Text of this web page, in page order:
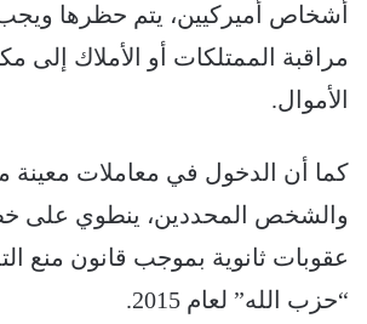
أشخاص أميركيين، يتم حظرها
مراقبة الممتلكات أو الأملاك إلى
الأموال.
كما أن الدخول في معاملات معينة
والشخص المحددين، ينطوي على
عقوبات ثانوية بموجب قانون منع
“حزب الله” لعام 2015.